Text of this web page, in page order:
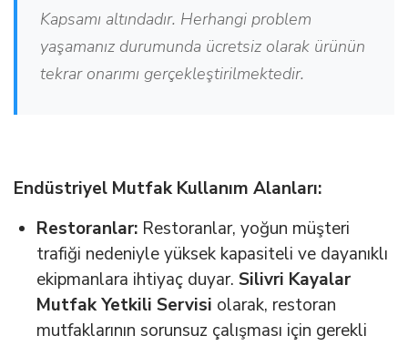
Kapsamı altındadır. Herhangi problem
yaşamanız durumunda ücretsiz olarak ürünün
tekrar onarımı gerçekleştirilmektedir.
Endüstriyel Mutfak Kullanım Alanları:
Restoranlar: Restoranlar, yoğun müşteri
trafiği nedeniyle yüksek kapasiteli ve dayanıklı
ekipmanlara ihtiyaç duyar. Silivri Kayalar
Mutfak Yetkili Servisi olarak, restoran
mutfaklarının sorunsuz çalışması için gerekli